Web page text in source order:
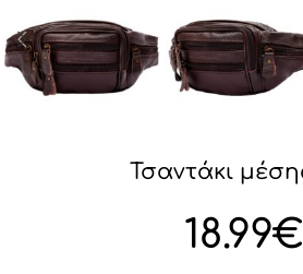
Τσαντάκι
18.99€